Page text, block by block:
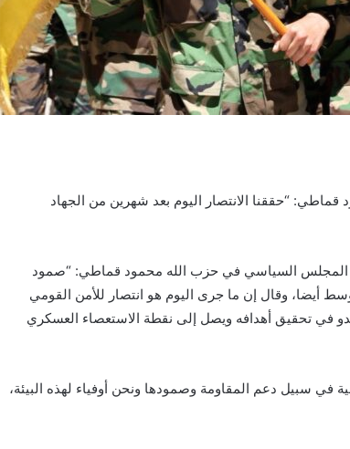
“حققنا الانتصار اليوم بعد شهرين من الجهاد
المجلس السياسي في حزب الله محمود قماطي: “صمود
أيضا، وقال إن ما جرى اليوم هو انتصار للأمن القومي
في تحقيق أهدافه ويصل إلى نقطة الاستعصاء العسكري
في سبيل دعم المقاومة وصمودها ونحن أوفياء لهذه البيئة،